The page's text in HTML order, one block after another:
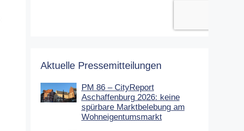
Aktuelle Pressemitteilungen
PM 86 – CityReport
Aschaffenburg 2026: keine
spürbare Marktbelebung am
Wohneigentumsmarkt